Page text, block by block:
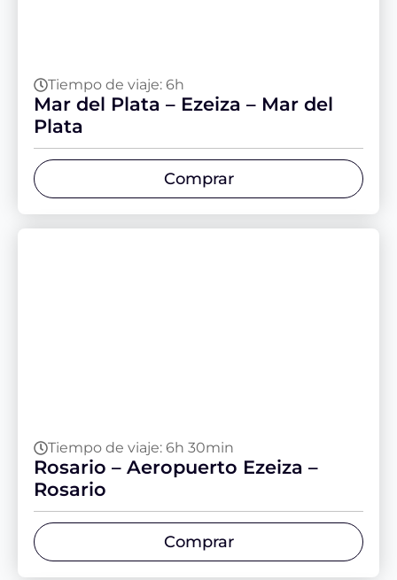
Tiempo de viaje: 6h
Mar del Plata – Ezeiza – Mar del
Plata
Comprar
Tiempo de viaje: 6h 30min
Rosario – Aeropuerto Ezeiza –
Rosario
Comprar